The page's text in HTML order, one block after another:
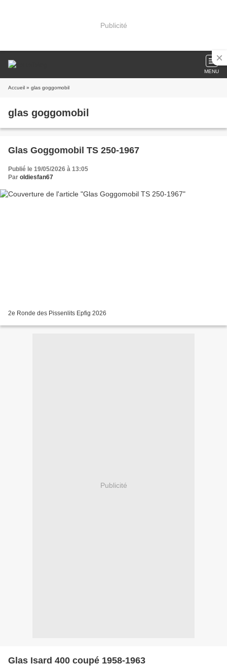
Publicité
MENU
Accueil » glas goggomobil
glas goggomobil
Glas Goggomobil TS 250-1967
Publié le 19/05/2026 à 13:05
Par oldiesfan67
2e Ronde des Pissenlits Epfig 2026
Publicité
Glas Isard 400 coupé 1958-1963